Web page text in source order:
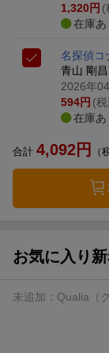
1,320円 (
在庫あ
名探偵コ
青山 剛昌
2026年
594円 (
在庫あ
合計 4,092円 （
お気に入り
未追加： Qualia（